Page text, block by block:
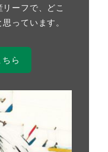
ーフで、どこ
っています。
ら